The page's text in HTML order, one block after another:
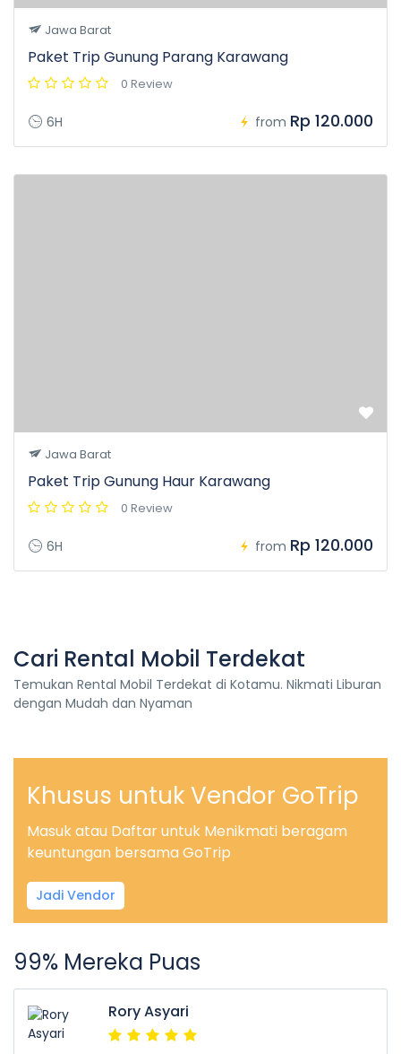
Jawa Barat
Paket Trip Gunung Parang Karawang
0 Review
6H from Rp 120.000
Jawa Barat
Paket Trip Gunung Haur Karawang
0 Review
6H from Rp 120.000
Cari Rental Mobil Terdekat
Temukan Rental Mobil Terdekat di Kotamu. Nikmati Liburan
dengan Mudah dan Nyaman
Khusus untuk Vendor GoTrip
Masuk atau Daftar untuk Menikmati beragam
keuntungan bersama GoTrip
Jadi Vendor
99% Mereka Puas
Rory Asyari